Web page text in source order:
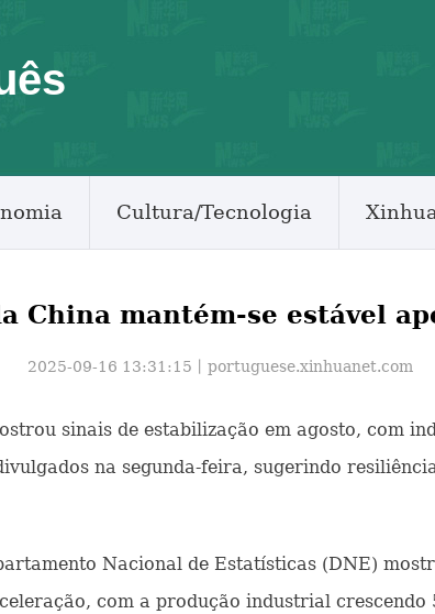
Cultura/Tecnologia
China mantém-se estável
2025-09-16 13:31:15丨 portuguese.xinhuanet.com
sinais de estabilização em agosto, com
na segunda-feira, sugerindo
Nacional de Estatísticas (DNE)
com a produção industrial crescendo